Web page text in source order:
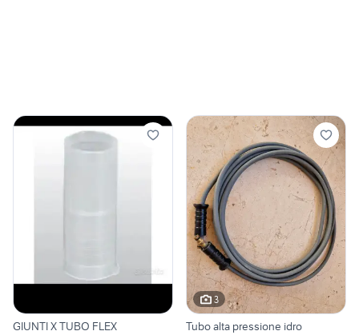
GIUNTI X TUBO FLEX
3
Tubo alta pressione idro